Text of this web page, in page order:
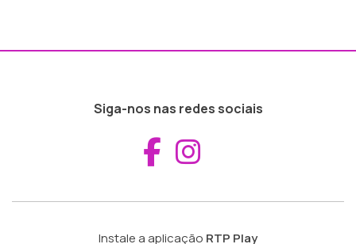
Siga-nos nas redes sociais
Aceder ao
Instale a aplicação RTP Play